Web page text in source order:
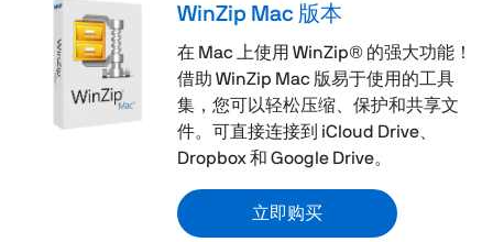
WinZip Mac 版本
在 Mac 上使用 WinZip® 的强大功能！
借助 WinZip Mac 版易于使用的工具
集，您可以轻松压缩、保护和共享文
件。可直接连接到 iCloud Drive、
Dropbox 和 Google Drive。
立即购买